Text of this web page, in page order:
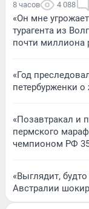
8 часов 4 088
«Он мне
турагента из
почти миллиона
«Год
петербурженки
«Позавтракал и
пермского
чемпионом РФ
«Выглядит,
Австралии